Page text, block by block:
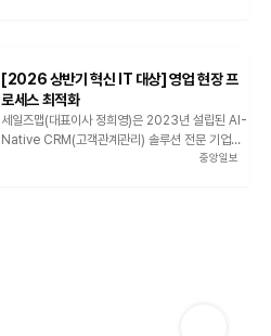
[2026 상반기 혁신 IT 대상] 영업 현장 프
로세스 최적화
세일즈맵(대표이사 정희영)은 2023년 설립된 AI-
Native CRM(고객관계관리) 솔루션 전문 기업이
다. 데이터 설계부터 영업 인텔리전스 구축까지, 최
중앙일보